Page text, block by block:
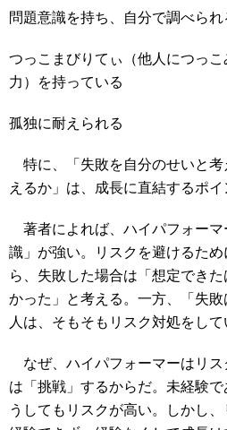
問題意識を持ち、自分で調べられ
つっこまびりてぃ（他人につっ
力）を持っている
孤独に耐えられる
特に、「失敗を自分のせいと考
えるか」は、成長に直結するポイ
著者によれば、ハイパフォーマ
識」が強い。リスクを避けるた
ら、失敗した場合は「想定でき
かった」と考える。一方、「失
人は、そもそもリスク対処をして
なぜ、ハイパフォーマーはリス
は「挑戦」するからだ。未経験
うしてもリスクが高い。しかし